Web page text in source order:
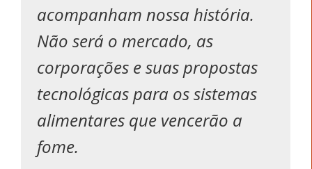
acompanham nossa história.
Não será o mercado, as
corporações e suas propostas
tecnológicas para os sistemas
alimentares que vencerão a
fome.